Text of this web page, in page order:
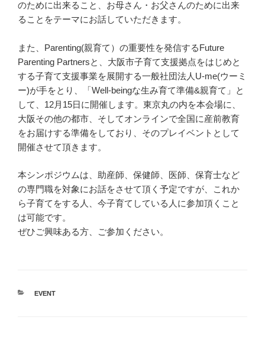
のために出来ること、お母さん・お父さんのために出来
ることをテーマにお話していただきます。
また、Parenting(親育て）の重要性を発信するFuture
Parenting Partnersと、大阪市子育て支援拠点をはじめと
する子育て支援事業を展開する一般社団法人U-me(ウーミ
ー)が手をとり、「Well-beingな生み育て準備&親育て」と
して、12月15日に開催します。東京丸の内を本会場に、
大阪その他の都市、そしてオンラインで全国に産前教育
をお届けする準備をしており、そのプレイベントとして
開催させて頂きます。
本シンポジウムは、助産師、保健師、医師、保育士など
の専門職を対象にお話をさせて頂く予定ですが、これか
ら子育てをする人、今子育てしている人に参加頂くこと
は可能です。
ぜひご興味ある方、ご参加ください。
カ
EVENT